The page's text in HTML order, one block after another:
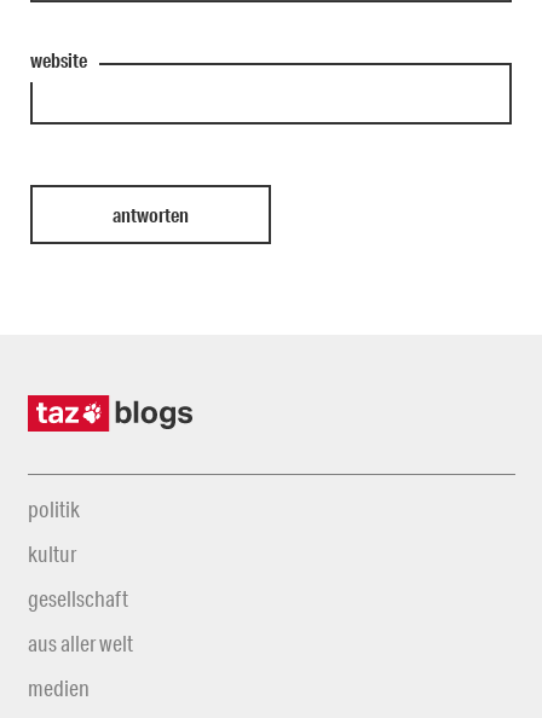
website
politik
kultur
gesellschaft
aus aller welt
medien